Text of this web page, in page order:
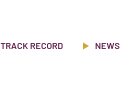
TRACK RECORD NEWS